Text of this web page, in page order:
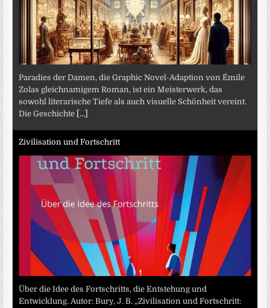
Paradies der Damen, die Graphic Novel-Adaption von Émile
Zolas gleichnamigem Roman, ist ein Meisterwerk, das
sowohl literarische Tiefe als auch visuelle Schönheit vereint.
Die Geschichte [...]
Zivilisation und Fortschritt
Über die Idee des Fortschritts, die Entstehung und
Entwicklung. Autor: Bury, J. B. „Zivilisation und Fortschritt: